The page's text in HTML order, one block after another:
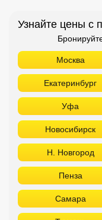
Узнайте цены с
Москва
Екатеринбург
Уфа
Новосибирск
Н. Новгород
Пенза
Самара